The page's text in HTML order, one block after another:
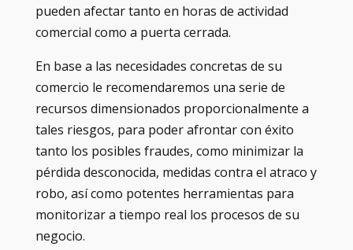
pueden afectar tanto en horas de actividad
comercial como a puerta cerrada.
En base a las necesidades concretas de su
comercio le recomendaremos una serie de
recursos dimensionados proporcionalmente a
tales riesgos, para poder afrontar con éxito
tanto los posibles fraudes, como minimizar la
pérdida desconocida, medidas contra el atraco y
robo, así como potentes herramientas para
monitorizar a tiempo real los procesos de su
negocio.